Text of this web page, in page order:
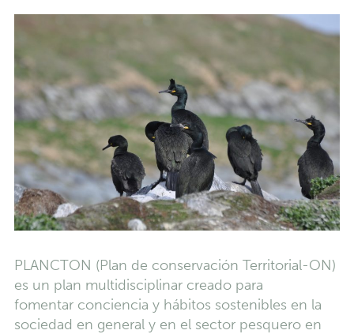
PLANCTON (Plan de conservación Territorial-ON)
es un plan multidisciplinar creado para
fomentar conciencia y hábitos sostenibles en la
sociedad en general y en el sector pesquero en